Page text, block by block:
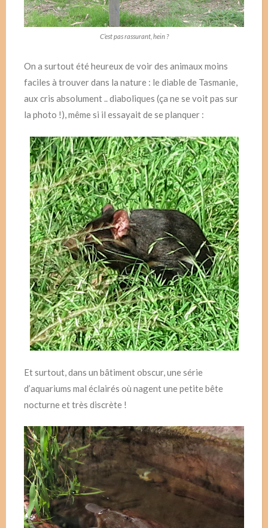
C’est pas rassurant, hein ?
On a surtout été heureux de voir des animaux moins
faciles à trouver dans la nature : le diable de Tasmanie,
aux cris absolument .. diaboliques (ça ne se voit pas sur
la photo !), même si il essayait de se planquer :
Et surtout, dans un bâtiment obscur, une série
d’aquariums mal éclairés où nagent une petite bête
nocturne et très discrète !